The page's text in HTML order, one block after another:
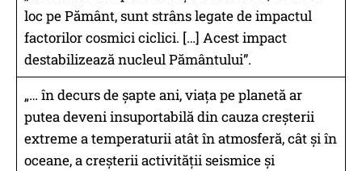
loc pe Pământ, sunt strâns legate de impactul
factorilor cosmici ciclici. […] Acest impact
destabilizează nucleul Pământului”.
„… în decurs de șapte ani, viața pe planetă ar
putea deveni insuportabilă din cauza creșterii
extreme a temperaturii atât în atmosferă, cât și în
oceane, a creșterii activității seismice și